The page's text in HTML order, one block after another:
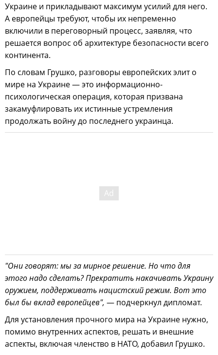
Украине и прикладывают максимум усилий для него.
А европейцы требуют, чтобы их непременно
включили в переговорный процесс, заявляя, что
решается вопрос об архитектуре безопасности всего
континента.
По словам Грушко, разговоры европейских элит о
мире на Украине — это информационно-
психологическая операция, которая призвана
закамуфлировать их истинные устремления
продолжать войну до последнего украинца.
"Они говорят: мы за мирное решение. Но что для
этого надо сделать? Прекратить накачивать Украину
оружием, поддерживать нацистский режим. Вот это
был бы вклад европейцев", — подчеркнул дипломат.
Для установления прочного мира на Украине нужно,
помимо внутренних аспектов, решать и внешние
аспекты, включая членство в НАТО, добавил Грушко.